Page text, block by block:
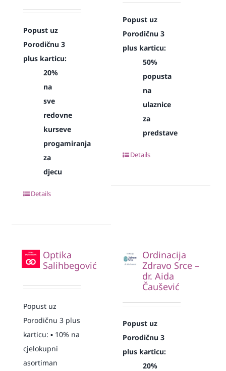
Popust uz
Porodičnu 3
plus karticu:
20%
na
sve
redovne
kurseve
progamiranja
za
djecu
Details
Popust uz
Porodičnu 3
plus karticu:
50%
popusta
na
ulaznice
za
predstave
Details
Optika
Salihbegović
Popust uz
Porodičnu 3 plus
karticu: ▪️ 10% na
cjelokupni
asortiman
Ordinacija
Zdravo Srce –
dr. Aida
Čaušević
Popust uz
Porodičnu 3
plus karticu:
20%